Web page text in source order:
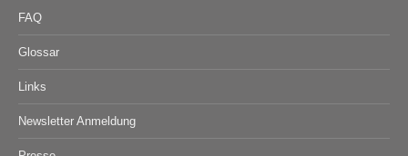
FAQ
Glossar
Links
Newsletter Anmeldung